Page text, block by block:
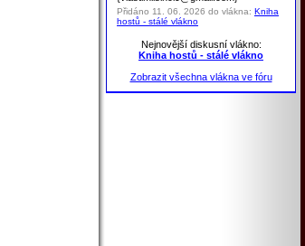
Přidáno 11. 06. 2026 do vlákna: Kniha
hostů - stálé vlákno
Nejnovější diskusní vlákno:
Kniha hostů - stálé vlákno
Zobrazit všechna vlákna ve fóru